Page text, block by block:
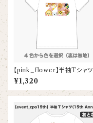
【pink_flower】半袖Tシャツ
(ベビー)
¥1,320